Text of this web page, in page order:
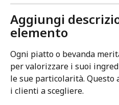
Aggiungi
elemento
Ogni piatto o bevanda
per valorizzare i suoi
le sue particolarità.
i clienti a scegliere.